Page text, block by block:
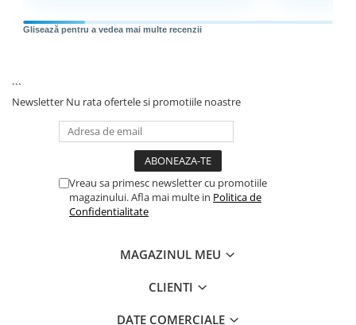
Glisează pentru a vedea mai multe recenzii
```
Newsletter Nu rata ofertele si promotiile noastre
Vreau sa primesc newsletter cu promotiile
magazinului. Afla mai multe in Politica de
Confidentialitate
MAGAZINUL MEU
CLIENTI
DATE COMERCIALE